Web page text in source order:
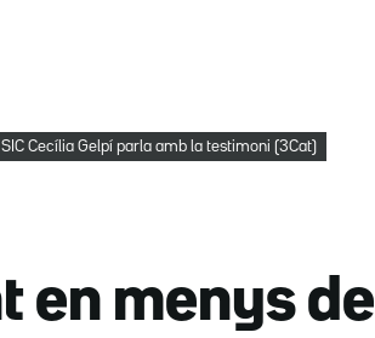
SIC Cecília Gelpí parla amb la testimoni (3Cat)
en menys de